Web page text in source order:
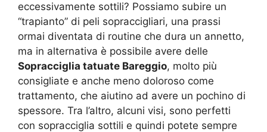
eccessivamente sottili? Possiamo subire un
“trapianto” di peli sopraccigliari, una prassi
ormai diventata di routine che dura un annetto,
ma in alternativa è possibile avere delle
Sopracciglia tatuate Bareggio, molto più
consigliate e anche meno doloroso come
trattamento, che aiutino ad avere un pochino di
spessore. Tra l’altro, alcuni visi, sono perfetti
con sopracciglia sottili e quindi potete sempre